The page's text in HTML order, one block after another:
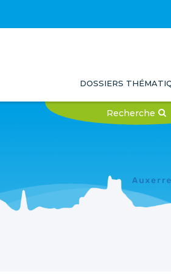
DOSSIERS
Recherche